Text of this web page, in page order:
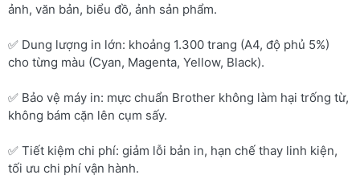
ảnh, văn bản, biểu đồ, ảnh sản phẩm.
✅ Dung lượng in lớn: khoảng 1.300 trang (A4, độ phủ 5%)
cho từng màu (Cyan, Magenta, Yellow, Black).
✅ Bảo vệ máy in: mực chuẩn Brother không làm hại trống từ,
không bám cặn lên cụm sấy.
✅ Tiết kiệm chi phí: giảm lỗi bản in, hạn chế thay linh kiện,
tối ưu chi phí vận hành.